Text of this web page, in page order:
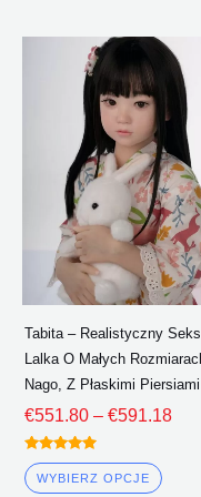
Tabita – Realistyczny Seks
Lalka O Małych
Nago, Z Płaskimi Piersiami
€551.80 – €591.18
Oceniono
5.00
z 5
WYBIERZ OPCJE
Ten
ma
wiele
na